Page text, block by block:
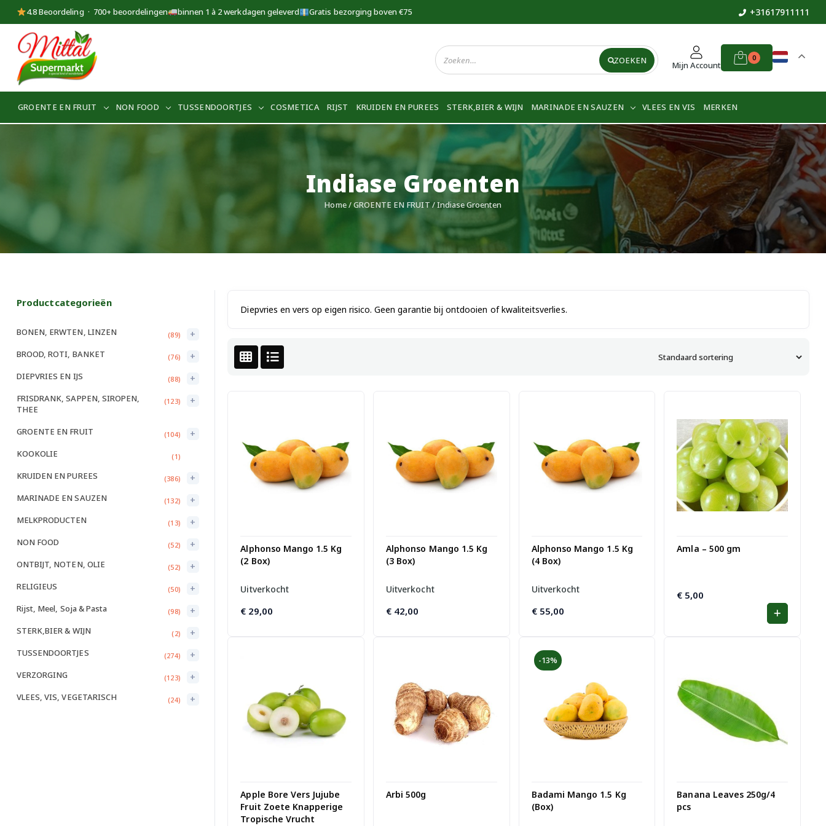
4.8 Beoordeling · 700+ beoordelingen binnen 1 à 2 werkdagen geleverd Gratis bezorging boven €75 +31617911111
Supermarkt
Mittal
ZOEKEN Mijn Account
0
GROENTE EN FRUIT NON FOOD TUSSENDOORTJES COSMETICA RIJST KRUIDEN EN PUREES STERK,BIER & WIJN MARINADE EN SAUZEN VLEES EN VIS MERKEN
Indiase Groenten
Home/GROENTE EN FRUIT / Indiase Groenten
Productcategorieën
BONEN, ERWTEN, LINZEN +
(89)
BROOD, ROTI, BANKET +
(76)
DIEPVRIES EN IJS +
(88)
FRISDRANK, SAPPEN, SIROPEN,
THEE
+
(123)
GROENTE EN FRUIT +
(104)
KOOKOLIE (1)
KRUIDEN EN PUREES +
(386)
MARINADE EN SAUZEN +
(132)
MELKPRODUCTEN +
(13)
NON FOOD +
(52)
ONTBIJT, NOTEN, OLIE +
(52)
RELIGIEUS +
(50)
Rijst, Meel, Soja & Pasta +
(98)
STERK,BIER & WIJN +
(2)
TUSSENDOORTJES +
(274)
VERZORGING +
(123)
VLEES, VIS, VEGETARISCH +
(24)
Diepvries en vers op eigen risico. Geen garantie bij ontdooien of kwaliteitsverlies.
Alphonso Mango 1.5 Kg
(2 Box)
Uitverkocht
€ 29,00
Alphonso Mango 1.5 Kg
(3 Box)
Uitverkocht
€ 42,00
Alphonso Mango 1.5 Kg
(4 Box)
Uitverkocht
€55,00
Amla – 500 gm
€ 5,00
Apple Bore Vers Jujube
Fruit Zoete Knapperige
Tropische Vrucht
Arbi 500g
-13%
Badami Mango 1.5 Kg
(Box)
Banana Leaves 250g/4
pcs